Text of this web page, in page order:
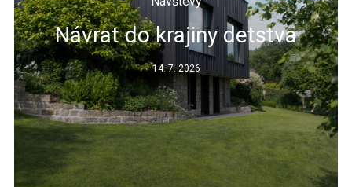
Návrat do krajiny detstva
14. 7. 2026